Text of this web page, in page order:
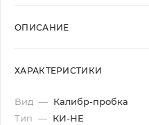
ОПИСАНИЕ
ХАРАКТЕРИСТИКИ
Вид — Калибр-пробка
Тип — КИ-НЕ